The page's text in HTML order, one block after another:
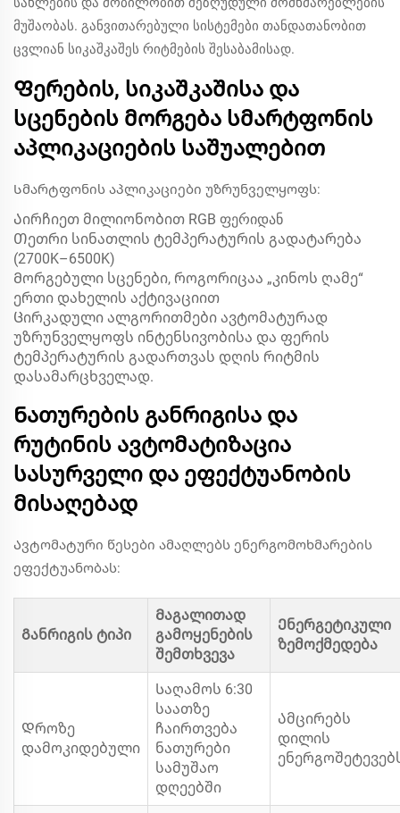
მუშაობას. განვითარებული სისტემები თანდათანობით
ცვლიან სიკაშკაშეს რიტმების შესაბამისად.
Ფერების, სიკაშკაშისა და
სცენების მორგება სმარტფონის
აპლიკაციების საშუალებით
Სმარტფონის აპლიკაციები უზრუნველყოფს:
Აირჩიეთ მილიონობით RGB ფერიდან
Თეთრი სინათლის ტემპერატურის გადატარება
(2700K–6500K)
Მორგებული სცენები, როგორიცაა „კინოს ღამე“
ერთი დახელის აქტივაციით
Ცირკადული ალგორითმები ავტომატურად
უზრუნველყოფს ინტენსივობისა და ფერის
ტემპერატურის გადართვას დღის რიტმის
დასამარცხველად.
Ნათურების განრიგისა და
რუტინის ავტომატიზაცია
სასურველი და ეფექტუანობის
მისაღებად
Ავტომატური წესები ამაღლებს ენერგომოხმარების
ეფექტუანობას:
Განრიგის ტიპი
Მაგალითად
გამოყენების
შემთხვევა
Ენერგეტიკული
ზემოქმედება
Დროზე
დამოკიდებული
Საღამოს 6:30
საათზე
ჩაირთვება
ნათურები
სამუშაო
დღეებში
Ამცირებს
დილის